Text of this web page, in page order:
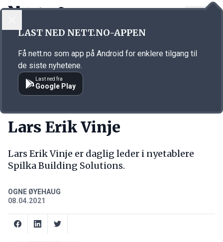
Annonsørinnhold
Lars Erik Vinje
Lars Erik Vinje er daglig leder i nyetablere
Spilka Building Solutions.
OGNE ØYEHAUG
08.04.2021
LAST NED NETT.NO-APPEN
Få nett.no som app på Android for enklere tilgang til
de siste nyhetene.
Last ned fra
Google Play